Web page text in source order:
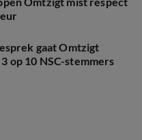
gaat Omtzigt
op 10 NSC-stemmers